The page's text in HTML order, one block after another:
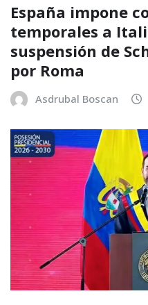
España impone
temporales a
suspensión de
por Roma
Asdrubal Boscan